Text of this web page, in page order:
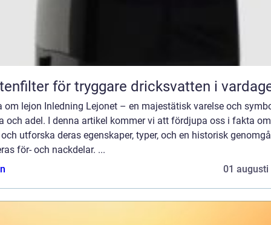
för tryggare dricksvatten i
om lejon Inledning Lejonet – en majestätisk varelse och
och adel. I denna artikel kommer vi att fördjupa oss i fakta om
utforska deras egenskaper, typer, och en historisk
för- och nackdelar. ...
01 augusti